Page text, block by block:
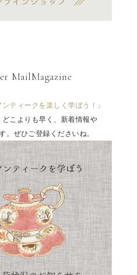
MailMagazine
ンティークを楽しく学ぼう！』
こよりも早く、新着情報や
。ぜひご登録くださいね。